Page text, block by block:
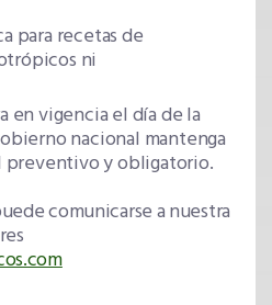
para recetas de
ni
en vigencia el día de la
nacional mantenga
preventivo y obligatorio.
comunicarse a nuestra